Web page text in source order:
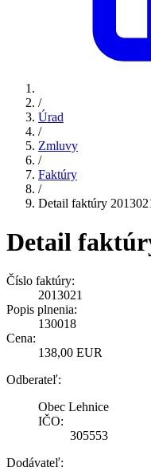
/
Úrad
/
Zmluvy
/
Faktúry
/
Detail faktúry
Detail
Číslo faktúry:
2013021
Popis plnenia:
130018
Cena:
138,00 EUR
Odberateľ:
Obec Lehnice
IČO:
305553
Dodávateľ: